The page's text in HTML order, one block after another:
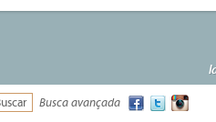
Busca avançada